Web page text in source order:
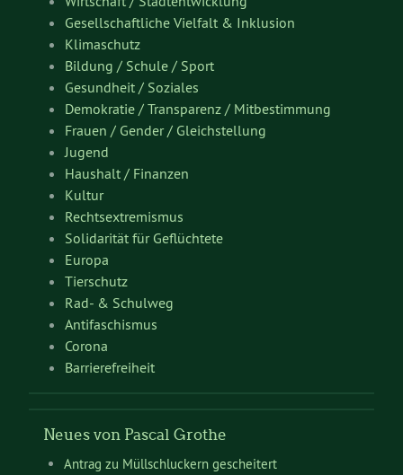
Gesellschaftliche Vielfalt & Inklusion
Klimaschutz
Bildung / Schule / Sport
Gesundheit / Soziales
Demokratie / Transparenz / Mitbestimmung
Frauen / Gender / Gleichstellung
Jugend
Haushalt / Finanzen
Kultur
Rechtsextremismus
Solidarität für Geflüchtete
Europa
Tierschutz
Rad- & Schulweg
Antifaschismus
Corona
Barrierefreiheit
Neues von Pascal Grothe
Antrag zu Müllschluckern gescheitert